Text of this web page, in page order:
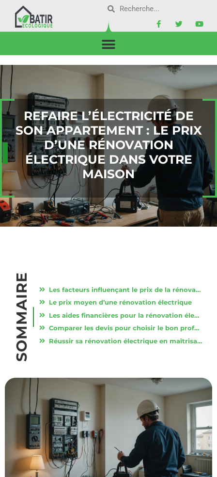
REFAIRE L’ÉLECTRICITÉ DE
SON APPARTEMENT : LE PRIX
D’UNE RÉNOVATION
ÉLECTRIQUE DANS VOTRE
MAISON
SOMMAIRE
Les facteurs influençant le prix de la rénovation électrique
Le prix moyen d’une rénovation électrique
Les aides financières pour la rénovation électrique
Comparer les devis pour choisir le bon professionnel
Réussir sa rénovation électrique en maîtrisant le coût